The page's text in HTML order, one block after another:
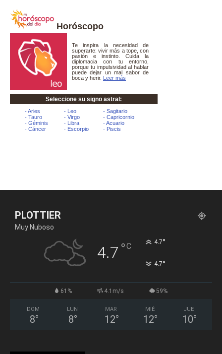
Horóscopo
PLOTTIER
Muy Nuboso
4.7 °C 4.7°
4.7°
61% 4.1m/s 59%
DOM
8°
LUN
8°
MAR
12°
MIÉ
12°
JUE
10°